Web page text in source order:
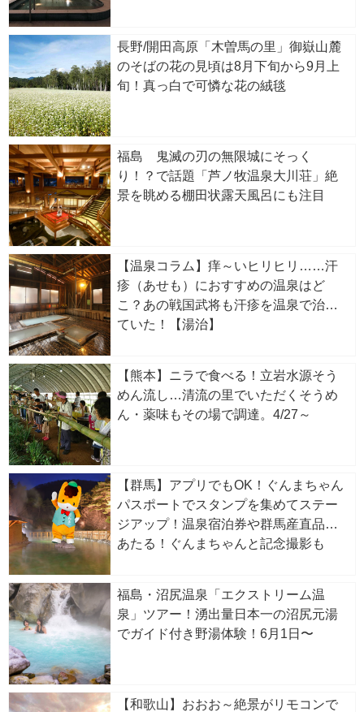
長野/開田高原「木曽馬の里」御嶽山麓
のそばの花の見頃は8月下旬から9月上
旬！真っ白で可憐な花の絨毯
福島 鬼滅の刃の無限城にそっく
り！？で話題「芦ノ牧温泉大川荘」絶
景を眺める棚田状露天風呂にも注目
【温泉コラム】痒～いヒリヒリ……汗
疹（あせも）におすすめの温泉はど
こ？あの戦国武将も汗疹を温泉で治し
ていた！【湯治】
【熊本】ニラで食べる！立岩水源そう
めん流し…清流の里でいただくそうめ
ん・薬味もその場で調達。4/27～
【群馬】アプリでもOK！ぐんまちゃん
パスポートでスタンプを集めてステー
ジアップ！温泉宿泊券や群馬産直品が
あたる！ぐんまちゃんと記念撮影も
福島・沼尻温泉「エクストリーム温
泉」ツアー！湧出量日本一の沼尻元湯
でガイド付き野湯体験！6月1日〜
【和歌山】おおお～絶景がリモコンで